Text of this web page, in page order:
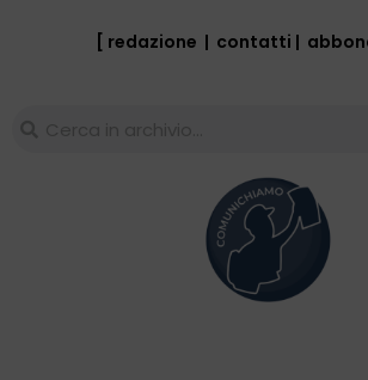
[ redazione | contatti |